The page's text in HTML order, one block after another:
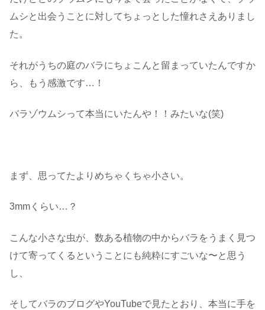
ムシと出会うことに対してちょっとした憧れさえありまし
た。
それがうちの庭のバラにちょこんと留まっていたんですか
ら、もう感激です…！
バラゾウムシって本当にいたんや！！みたいな(笑)
まず、思ってたよりめちゃくちゃ小さい。
3mmくらい…？
こんな小さな虫が、数ある植物の中からバラをうまく見つ
けて寄ってくるということにも純粋にすごいな〜と思う
し、
そしてバラのブログやYouTubeで見たとおり、本当に手を